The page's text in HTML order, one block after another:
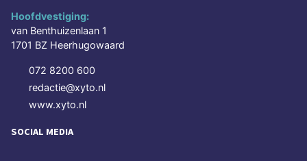
Hoofdvestiging:
van Benthuizenlaan 1
1701 BZ Heerhugowaard
072 8200 600
redactie@xyto.nl
www.xyto.nl
SOCIAL MEDIA